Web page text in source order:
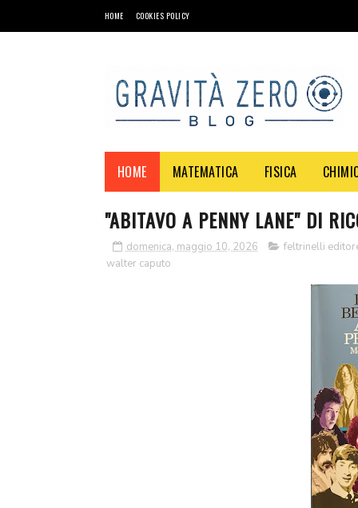
HOME COOKIES POLICY
HOME MATEMATICA FISICA
"ABITAVO A PENNY LANE" DI
domenica, maggio 10, 2026
feltrinelli
walter caputo